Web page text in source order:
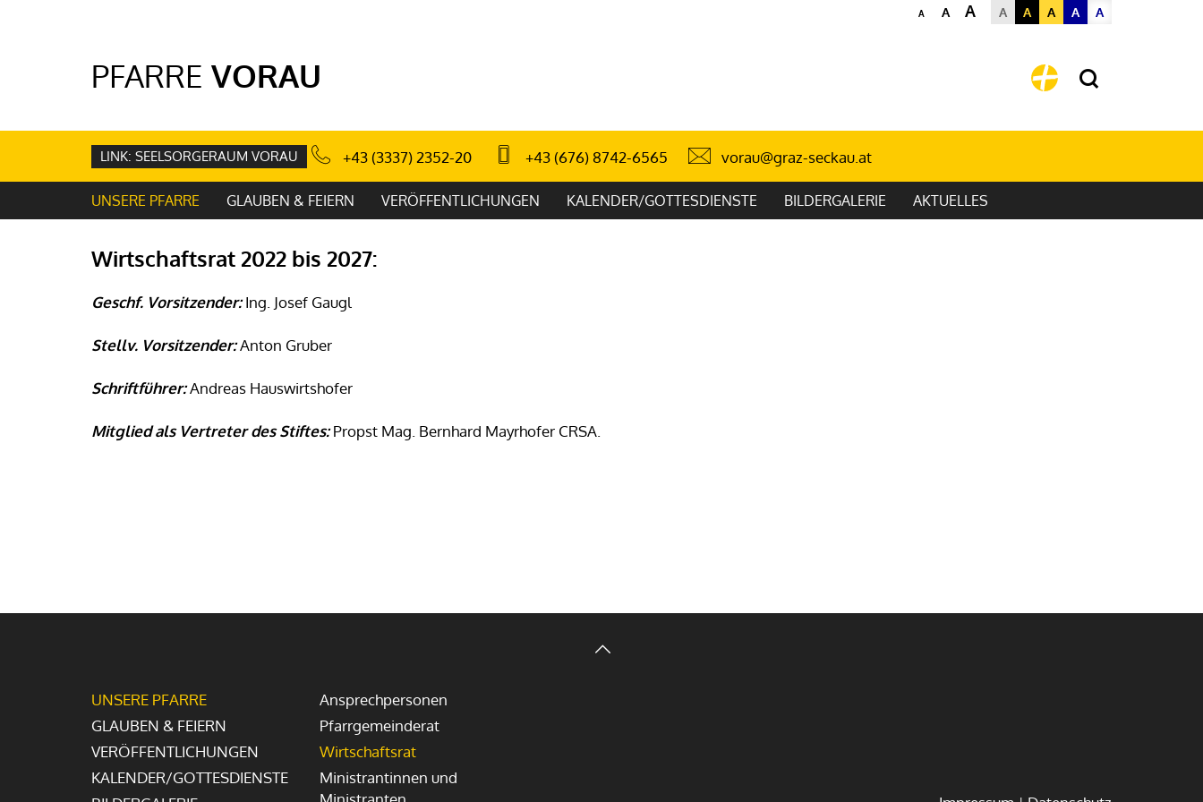
A A A A A A A A
PFARRE VORAU
LINK: SEELSORGERAUM VORAU +43 (3337) 2352-20 +43 (676) 8742-6565 vorau@graz-seckau.at
UNSERE PFARRE GLAUBEN & FEIERN VERÖFFENTLICHUNGEN KALENDER/GOTTESDIENSTE BILDERGALERIE AKTUELLES
Wirtschaftsrat 2022 bis 2027:
Geschf. Vorsitzender:Ing. Josef Gaugl
Stellv. Vorsitzender:Anton Gruber
Schriftführer:Andreas Hauswirtshofer
Mitglied als Vertreter des Stiftes:Propst Mag. Bernhard Mayrhofer CRSA.
UNSERE PFARRE
Ansprechpersonen
Pfarrgemeinderat
Wirtschaftsrat
Ministrantinnen und
GLAUBEN & FEIERN
VERÖFFENTLICHUNGEN
KALENDER/GOTTESDIENSTE